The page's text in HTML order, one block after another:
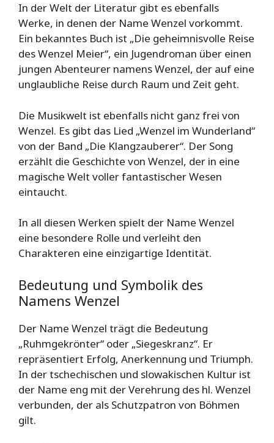
In der Welt der Literatur gibt es ebenfalls
Werke, in denen der Name Wenzel vorkommt.
Ein bekanntes Buch ist „Die geheimnisvolle Reise
des Wenzel Meier“, ein Jugendroman über einen
jungen Abenteurer namens Wenzel, der auf eine
unglaubliche Reise durch Raum und Zeit geht.
Die Musikwelt ist ebenfalls nicht ganz frei von
Wenzel. Es gibt das Lied „Wenzel im Wunderland“
von der Band „Die Klangzauberer“. Der Song
erzählt die Geschichte von Wenzel, der in eine
magische Welt voller fantastischer Wesen
eintaucht.
In all diesen Werken spielt der Name Wenzel
eine besondere Rolle und verleiht den
Charakteren eine einzigartige Identität.
Bedeutung und Symbolik des
Namens Wenzel
Der Name Wenzel trägt die Bedeutung
„Ruhmgekrönter“ oder „Siegeskranz“. Er
repräsentiert Erfolg, Anerkennung und Triumph.
In der tschechischen und slowakischen Kultur ist
der Name eng mit der Verehrung des hl. Wenzel
verbunden, der als Schutzpatron von Böhmen
gilt.